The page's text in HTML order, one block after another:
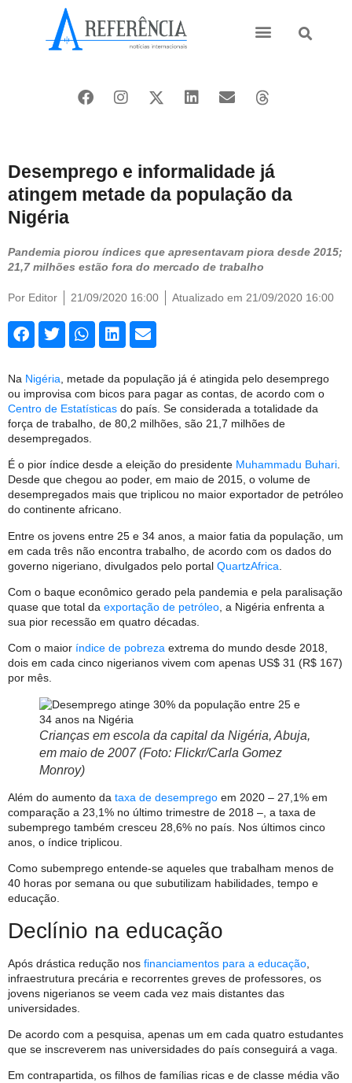
Desemprego e informalidade já
atingem metade da população da
Nigéria
Pandemia piorou índices que apresentavam piora desde 2015;
21,7 milhões estão fora do mercado de trabalho
Por Editor 21/09/2020 16:00 Atualizado em 21/09/2020 16:00
Na Nigéria , metade da população já é atingida pelo desemprego
ou improvisa com bicos para pagar as contas, de acordo com o
Centro de Estatísticas do país. Se considerada a totalidade da
força de trabalho, de 80,2 milhões, são 21,7 milhões de
desempregados.
É o pior índice desde a eleição do presidente Muhammadu Buhari.
Desde que chegou ao poder, em maio de 2015, o volume de
desempregados mais que triplicou no maior exportador de petróleo
do continente africano.
Entre os jovens entre 25 e 34 anos, a maior fatia da população, um
em cada três não encontra trabalho, de acordo com os dados do
governo nigeriano, divulgados pelo portal QuartzAfrica
Com o baque econômico gerado pela pandemia e pela paralisação
quase que total da exportação de petróleo , a Nigéria enfrenta a
sua pior recessão em quatro décadas.
Com o maior índice de pobreza extrema do mundo desde 2018,
dois em cada cinco nigerianos vivem com apenas US$ 31 (R$ 167)
por mês.
Crianças em escola da capital da Nigéria, Abuja,
em maio de 2007 (Foto: Flickr/Carla Gomez
Monroy)
Além do aumento da taxa de desemprego em 2020 – 27,1% em
comparação a 23,1% no último trimestre de 2018 –, a taxa de
subemprego também cresceu 28,6% no país. Nos últimos cinco
anos, o índice triplicou.
Como subemprego entende-se aqueles que trabalham menos de
40 horas por semana ou que subutilizam habilidades, tempo e
educação.
Declínio na educação
Após drástica redução nos financiamentos para a educação
infraestrutura precária e recorrentes greves de professores, os
jovens nigerianos se veem cada vez mais distantes das
universidades.
De acordo com a pesquisa, apenas um em cada quatro estudantes
que se inscreverem nas universidades do país conseguirá a vaga.
Em contrapartida, os filhos de famílias ricas e de classe média vão